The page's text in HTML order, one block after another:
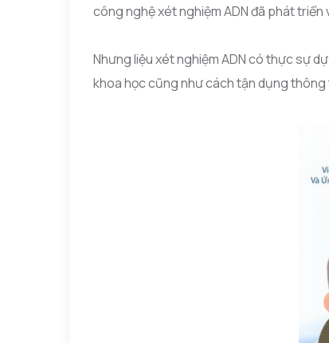
công nghệ xét nghiệm ADN đã phát triển
Nhưng liệu xét nghiệm ADN có thực sự
khoa học cũng như cách tận dụng thông